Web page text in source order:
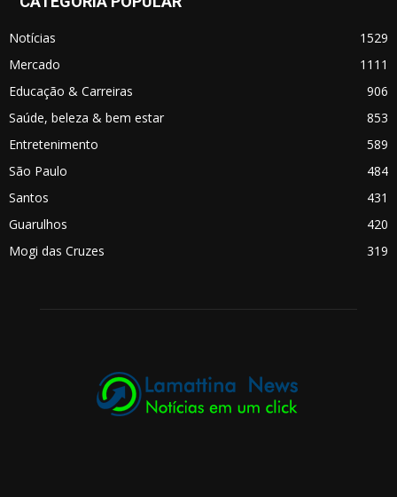
Notícias
1529
Mercado
1111
Educação & Carreiras
906
Saúde, beleza & bem estar
853
Entretenimento
589
São Paulo
484
Santos
431
Guarulhos
420
Mogi das Cruzes
319